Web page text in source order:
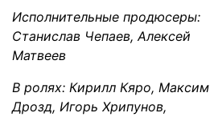
Исполнительные продюсеры:
Станислав Чепаев, Алексей
Матвеев
В ролях: Кирилл Кяро, Максим
Дрозд, Игорь Хрипунов,